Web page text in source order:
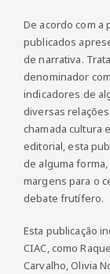
De acordo com a
publicados
de narrativa.
denominador
indicadores de
diversas
chamada cultura
editorial, esta
de alguma
margens para o
debate frutífero.
Esta publicação
CIAC, como
Carvalho, Olivia